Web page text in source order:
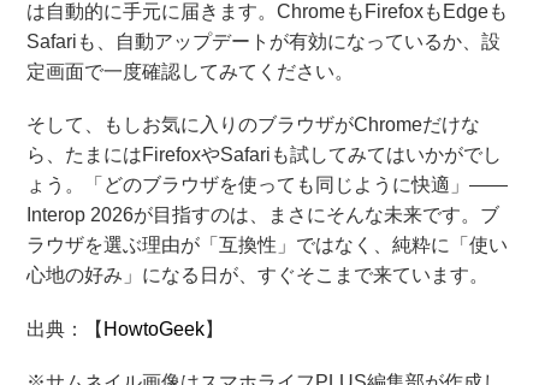
は自動的に手元に届きます。ChromeもFirefoxもEdgeも
Safariも、自動アップデートが有効になっているか、設
定画面で一度確認してみてください。
そして、もしお気に入りのブラウザがChromeだけな
ら、たまにはFirefoxやSafariも試してみてはいかがでし
ょう。「どのブラウザを使っても同じように快適」——
Interop 2026が目指すのは、まさにそんな未来です。ブ
ラウザを選ぶ理由が「互換性」ではなく、純粋に「使い
心地の好み」になる日が、すぐそこまで来ています。
出典：【 HowtoGeek】